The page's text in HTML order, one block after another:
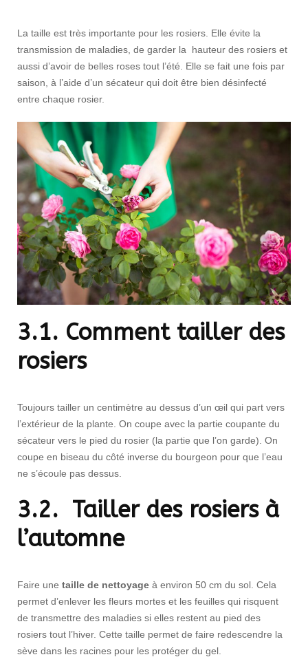
La taille est très importante pour les rosiers. Elle évite la
transmission de maladies, de garder la hauteur des rosiers et
aussi d’avoir de belles roses tout l’été. Elle se fait une fois par
saison, à l’aide d’un sécateur qui doit être bien désinfecté
entre chaque rosier.
3.1. Comment tailler des
rosiers
Toujours tailler un centimètre au dessus d’un œil qui part vers
l’extérieur de la plante. On coupe avec la partie coupante du
sécateur vers le pied du rosier (la partie que l’on garde). On
coupe en biseau du côté inverse du bourgeon pour que l’eau
ne s’écoule pas dessus.
3.2. Tailler des rosiers à
l’automne
Faire une taille de nettoyage à environ 50 cm du sol. Cela
permet d’enlever les fleurs mortes et les feuilles qui risquent
de transmettre des maladies si elles restent au pied des
rosiers tout l’hiver. Cette taille permet de faire redescendre la
sève dans les racines pour les protéger du gel.